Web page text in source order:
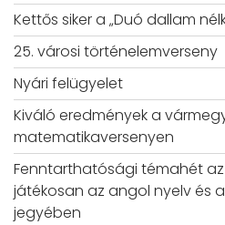
Kettős siker a „Duó dallam
25. városi történelemverseny
Nyári felügyelet
Kiváló eredmények a
matematikaversenyen
Fenntarthatósági témahét
játékosan az angol nyelv és
jegyében